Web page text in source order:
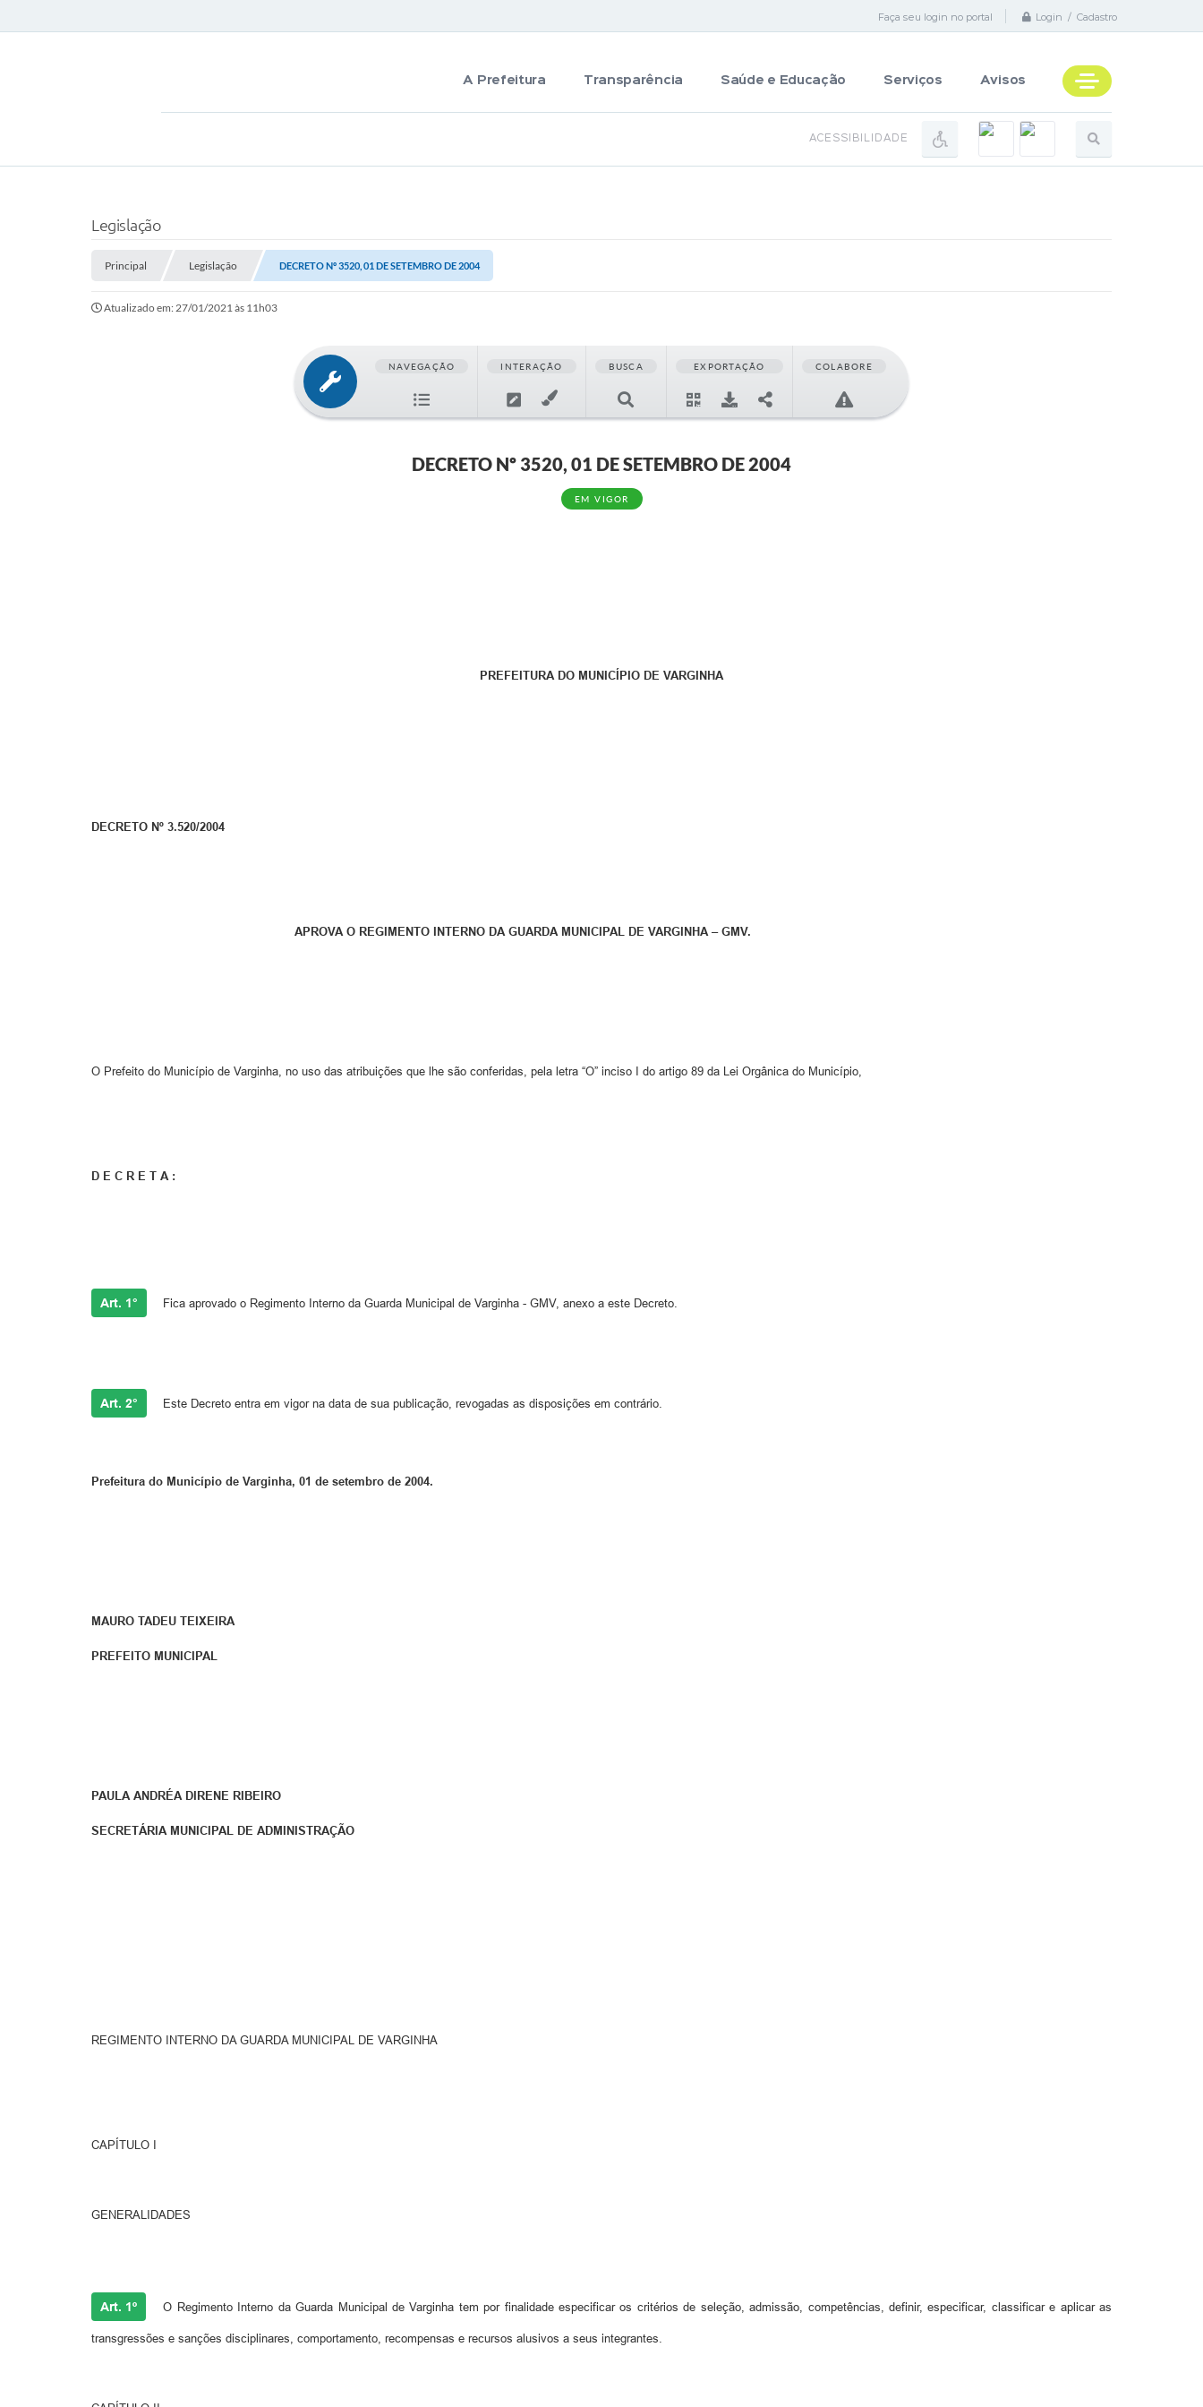
Faça seu login no portal Login / Cadastro
A Prefeitura Transparência Saúde e Educação Serviços Avisos
ACESSIBILIDADE
Legislação
Principal Legislação DECRETO Nº 3520, 01 DE SETEMBRO DE 2004
Atualizado em: 27/01/2021 às 11h03
NAVEGAÇÃO INTERAÇÃO BUSCA EXPORTAÇÃO COLABORE
DECRETO Nº 3520, 01 DE SETEMBRO DE 2004
EM VIGOR
PREFEITURA DO MUNICÍPIO DE VARGINHA
DECRETO Nº 3.520/2004
APROVA O REGIMENTO INTERNO DA GUARDA MUNICIPAL DE VARGINHA – GMV.
O Prefeito do Município de Varginha, no uso das atribuições que lhe são conferidas, pela letra “O” inciso I do artigo 89 da Lei Orgânica do Município,
D E C R E T A :
Art. 1° Fica aprovado o Regimento Interno da Guarda Municipal de Varginha - GMV, anexo a este Decreto.
Art. 2° Este Decreto entra em vigor na data de sua publicação, revogadas as disposições em contrário.
Prefeitura do Município de Varginha, 01 de setembro de 2004.
MAURO TADEU TEIXEIRA
PREFEITO MUNICIPAL
PAULA ANDRÉA DIRENE RIBEIRO
SECRETÁRIA MUNICIPAL DE ADMINISTRAÇÃO
REGIMENTO INTERNO DA GUARDA MUNICIPAL DE VARGINHA
CAPÍTULO I
GENERALIDADES
Art. 1º O Regimento Interno da Guarda Municipal de Varginha tem por finalidade especificar os critérios de seleção, admissão, competências, definir, especificar, classificar e aplicar as
transgressões e sanções disciplinares, comportamento, recompensas e recursos alusivos a seus integrantes.